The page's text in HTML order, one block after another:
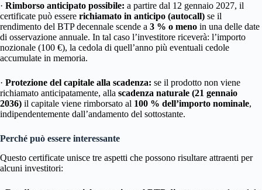
· Rimborso anticipato possibile: a partire dal 12 gennaio 2027, il
certificate può essere richiamato in anticipo (autocall) se il
rendimento del BTP decennale scende a 3 % o meno in una delle date
di osservazione annuale. In tal caso l’investitore riceverà: l’importo
nozionale (100 €), la cedola di quell’anno più eventuali cedole
accumulate in memoria.
· Protezione del capitale alla scadenza: se il prodotto non viene
richiamato anticipatamente, alla scadenza naturale (21 gennaio
2036) il capitale viene rimborsato al 100 % dell’importo nominale,
indipendentemente dall’andamento del sottostante.
Perché può essere interessante
Questo certificate unisce tre aspetti che possono risultare attraenti per
alcuni investitori: